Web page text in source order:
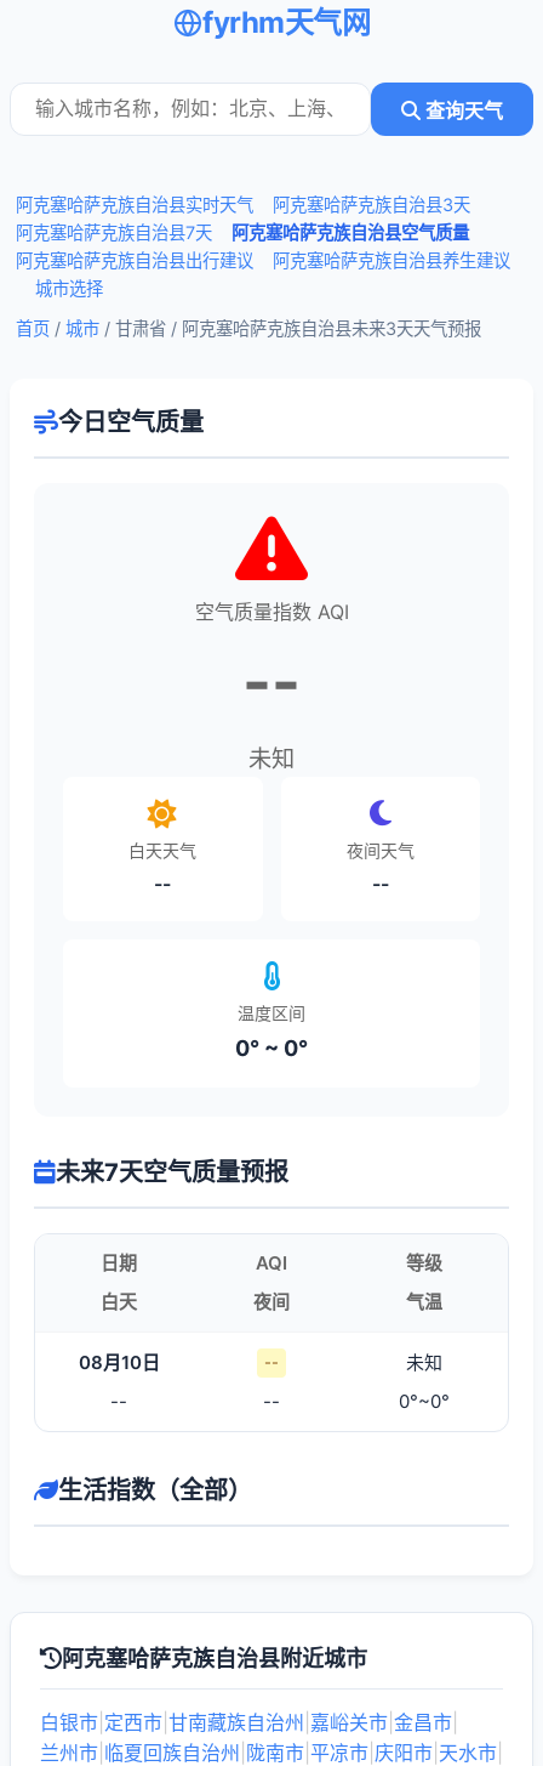
fyrhm天气网
查询天气
阿克塞哈萨克族自治县实时天气
阿克塞哈萨克族自治县3天
阿克塞哈萨克族自治县7天
阿克塞哈萨克族自治县空气质量
阿克塞哈萨克族自治县出行建议
阿克塞哈萨克族自治县养生建议
城市选择
首页 / 城市 / 甘肃省 / 阿克塞哈萨克族自治县未来3天天气预报
今日空气质量
空气质量指数 AQI
--
未知
白天天气
--
夜间天气
--
温度区间
0° ~ 0°
未来7天空气质量预报
日期 AQI
等级
白天
夜间 气温
08月10日 --
未知
--
-- 0°~0°
生活指数（全部）
阿克塞哈萨克族自治县附近城市
白银市 定西市 甘南藏族自治州 嘉峪关市 金昌市
兰州市 临夏回族自治州 陇南市 平凉市 庆阳市 天水市